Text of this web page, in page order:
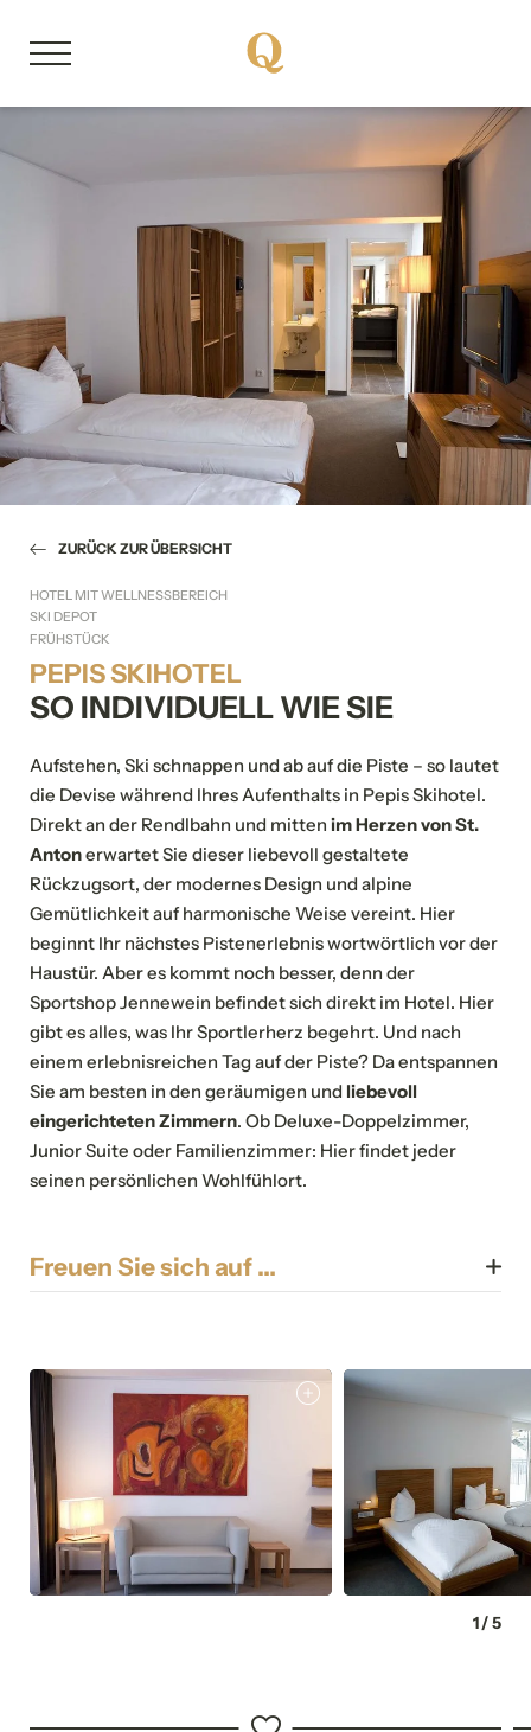
Mitgliedsbetriebe
Unsere Storys
Quality Hosts erleben
Sanfte Anreise
ZURÜCK ZUR ÜBERSICHT
HOTEL MIT WELLNESSBEREICH
SKI DEPOT
FRÜHSTÜCK
PEPIS SKIHOTEL
SO INDIVIDUELL WIE SIE
Aufstehen, Ski schnappen und ab auf die Piste – so lautet
die Devise während Ihres Aufenthalts in Pepis Skihotel.
Direkt an der Rendlbahn und mitten im Herzen von St.
Antonerwartet Sie dieser liebevoll gestaltete
Rückzugsort, der modernes Design und alpine
Gemütlichkeit auf harmonische Weise vereint. Hier
beginnt Ihr nächstes Pistenerlebnis wortwörtlich vor der
Haustür. Aber es kommt noch besser, denn der
Sportshop Jennewein befindet sich direkt im Hotel. Hier
gibt es alles, was Ihr Sportlerherz begehrt. Und nach
einem erlebnisreichen Tag auf der Piste? Da entspannen
Sie am besten in den geräumigen und liebevoll
eingerichteten Zimmern. Ob Deluxe-Doppelzimmer,
Junior Suite oder Familienzimmer: Hier findet jeder
seinen persönlichen Wohlfühlort.
Freuen Sie sich auf …
Familienzimmer
Privatparkplatz
Elektro-Ladestation
Sportgeschäft im Haus
WLAN
Zimmerservice
Bar
Skidepot
1/5